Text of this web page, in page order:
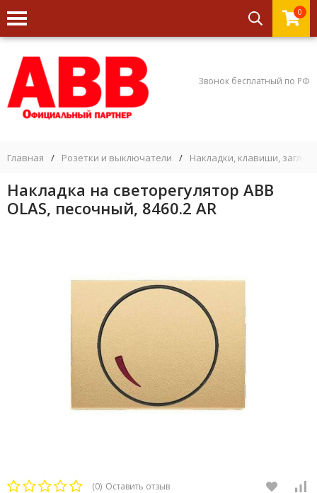
0
Звонок бесплатный по РФ
Главная / Розетки и выключатели / Накладки, клавиши,
Накладка на светорегулятор ABB
OLAS, песочный, 8460.2 AR
(0) Оставить отзыв